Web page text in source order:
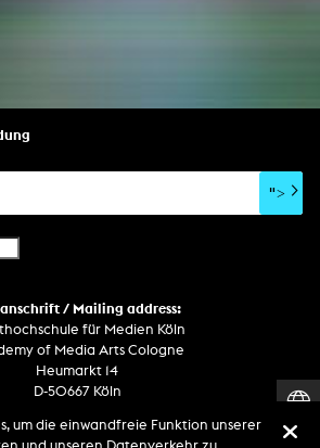
">
/ Mailing address:
für Medien Köln
of Media Arts Cologne
Heumarkt 14
D-50667 Köln
Telefon
um die einwandfreie Funktion unserer